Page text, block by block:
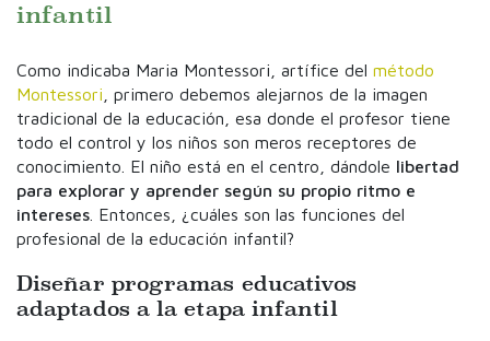
infantil
Como indicaba Maria Montessori, artífice del método
Montessori , primero debemos alejarnos de la imagen
tradicional de la educación, esa donde el profesor tiene
todo el control y los niños son meros receptores de
conocimiento. El niño está en el centro, dándole libertad
para explorar y aprender según su propio ritmo e
intereses . Entonces, ¿cuáles son las funciones del
profesional de la educación infantil?
Diseñar programas educativos
adaptados a la etapa infantil